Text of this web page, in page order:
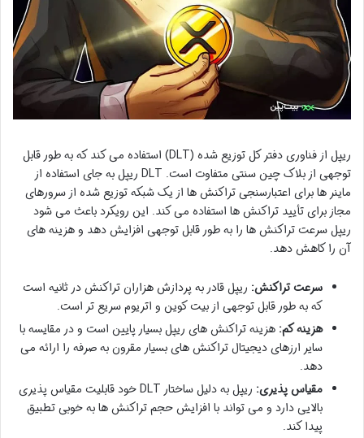
ریپل از فناوری دفتر کل توزیع شده (DLT) استفاده می کند که به طور قابل
توجهی از بلاک چین سنتی متفاوت است. DLT ریپل به جای استفاده از
ماینر ها برای اعتبارسنجی تراکنش ها از یک شبکه توزیع شده از سرورهای
مجاز برای تأیید تراکنش ها استفاده می کند. این رویکرد باعث می شود
ریپل سرعت تراکنش ها را به طور قابل توجهی افزایش دهد و هزینه های
آن را کاهش دهد.
سرعت تراکنش: ریپل قادر به پردازش هزاران تراکنش در ثانیه است
که به طور قابل توجهی از بیت کوین و اتریوم سریع تر است.
هزینه کم: هزینه تراکنش های ریپل بسیار پایین است و در مقایسه با
سایر ارزهای دیجیتال تراکنش های بسیار مقرون به صرفه را ارائه می
دهد.
مقیاس پذیری:
ریپل به دلیل ساختار DLT خود قابلیت مقیاس پذیری
بالایی دارد و می تواند با افزایش حجم تراکنش ها به خوبی تطبیق
پیدا کند.